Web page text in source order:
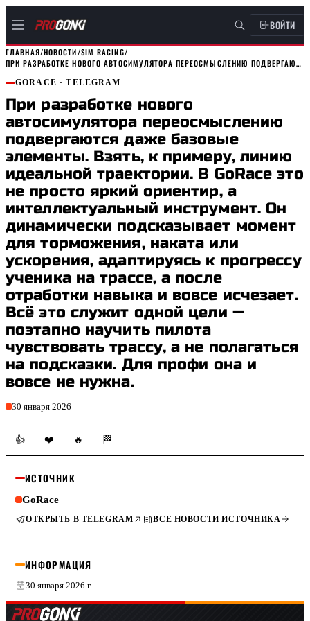
ВОЙТИ
ГЛАВНАЯ/НОВОСТИ/SIM RACING/
ПРИ РАЗРАБОТКЕ НОВОГО АВТОСИМУЛЯТОРА ПЕРЕОСМЫСЛЕНИЮ ПОДВЕРГАЮТСЯ ДАЖЕ…
GORACE · TELEGRAM
При разработке нового
автосимулятора переосмыслению
подвергаются даже базовые
элементы. Взять, к примеру, линию
идеальной траектории. В GoRace это
не просто яркий ориентир, а
интеллектуальный инструмент. Он
динамически подсказывает момент
для торможения, наката или
ускорения, адаптируясь к прогрессу
ученика на трассе, а после
отработки навыка и вовсе исчезает.
Всё это служит одной цели —
поэтапно научить пилота
чувствовать трассу, а не полагаться
на подсказки. Для профи она и
вовсе не нужна.
30 января 2026
👍 ❤️ 🔥 🏁
ИСТОЧНИК
GoRace
ОТКРЫТЬ В TELEGRAM ВСЕ НОВОСТИ ИСТОЧНИКА
ИНФОРМАЦИЯ
30 января 2026 г.